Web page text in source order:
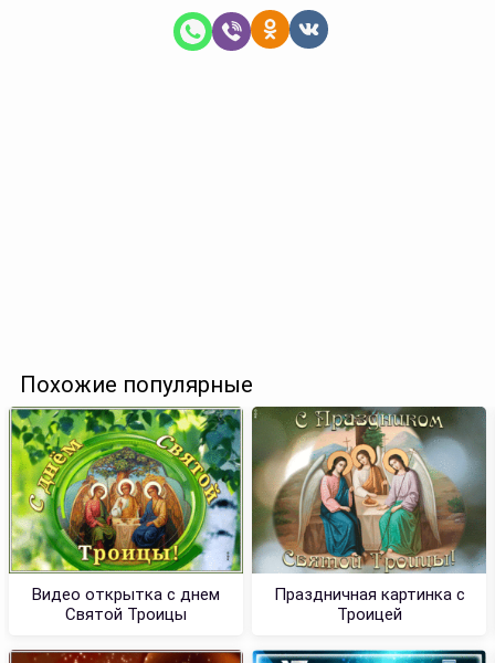
Похожие популярные
Видео открытка с днем
Святой Троицы
Праздничная картинка с
Троицей